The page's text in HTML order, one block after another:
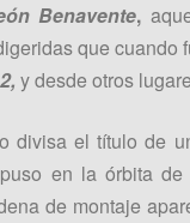
Benavente,
que
y desde otros
divisa el título de
en la órbita
de montaje